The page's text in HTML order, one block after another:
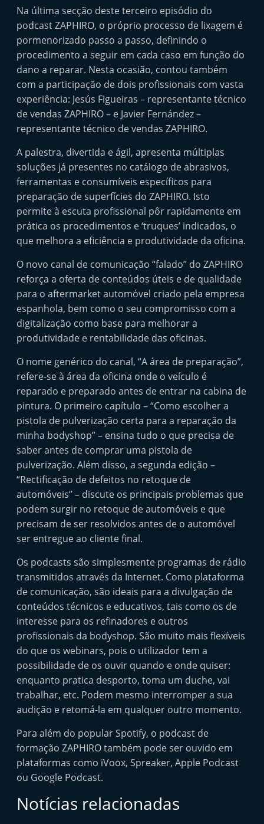
A
t
e
r
m
a
e
t
A
t
o
ó
v
e
l
e
o
r
t
u
g
a
l
Na última secção deste terceiro episódio do
podcast ZAPHIRO, o próprio processo de lixagem é
pormenorizado passo a passo, definindo o
procedimento a seguir em cada caso em função do
dano a reparar. Nesta ocasião, contou também
com a participação de dois profissionais com vasta
experiência: Jesús Figueiras – representante técnico
de vendas ZAPHIRO – e Javier Fernández –
representante técnico de vendas ZAPHIRO.
A palestra, divertida e ágil, apresenta múltiplas
soluções já presentes no catálogo de abrasivos,
ferramentas e consumíveis específicos para
preparação de superfícies do ZAPHIRO. Isto
permite à escuta profissional pôr rapidamente em
prática os procedimentos e ‘truques’ indicados, o
que melhora a eficiência e produtividade da oficina.
O novo canal de comunicação “falado” do ZAPHIRO
reforça a oferta de conteúdos úteis e de qualidade
para o aftermarket automóvel criado pela empresa
espanhola, bem como o seu compromisso com a
digitalização como base para melhorar a
produtividade e rentabilidade das oficinas.
O nome genérico do canal, “A área de preparação”,
refere-se à área da oficina onde o veículo é
reparado e preparado antes de entrar na cabina de
pintura. O primeiro capítulo – “Como escolher a
pistola de pulverização certa para a reparação da
minha bodyshop” – ensina tudo o que precisa de
saber antes de comprar uma pistola de
pulverização. Além disso, a segunda edição –
“Rectificação de defeitos no retoque de
automóveis” – discute os principais problemas que
podem surgir no retoque de automóveis e que
precisam de ser resolvidos antes de o automóvel
ser entregue ao cliente final.
Os podcasts são simplesmente programas de rádio
transmitidos através da Internet. Como plataforma
de comunicação, são ideais para a divulgação de
conteúdos técnicos e educativos, tais como os de
interesse para os refinadores e outros
profissionais da bodyshop. São muito mais flexíveis
do que os webinars, pois o utilizador tem a
possibilidade de os ouvir quando e onde quiser:
enquanto pratica desporto, toma um duche, vai
trabalhar, etc. Podem mesmo interromper a sua
audição e retomá-la em qualquer outro momento.
Para além do popular Spotify, o podcast de
formação ZAPHIRO também pode ser ouvido em
plataformas como iVoox, Spreaker, Apple Podcast
ou Google Podcast.
Notícias relacionadas